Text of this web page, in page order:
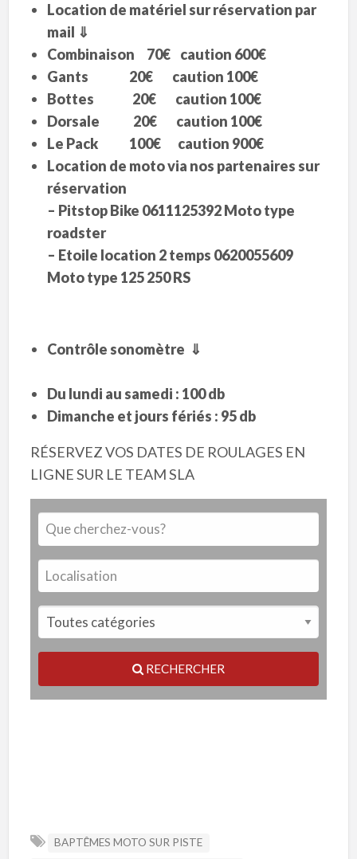
Location de matériel sur réservation par
mail ⇓
Combinaison 70€ caution 600€
Gants 20€ caution 100€
Bottes 20€ caution 100€
Dorsale 20€ caution 100€
Le Pack 100€ caution 900€
Location de moto via nos partenaires sur
réservation
– Pitstop Bike 0611125392 Moto type
roadster
– Etoile location 2 temps 0620055609
Moto type 125 250 RS
Contrôle sonomètre ⇓
Du lundi au samedi : 100 db
Dimanche et jours fériés : 95 db
RÉSERVEZ VOS DATES DE ROULAGES EN
LIGNE SUR LE TEAM SLA
RECHERCHER
BAPTÊMES MOTO SUR PISTE